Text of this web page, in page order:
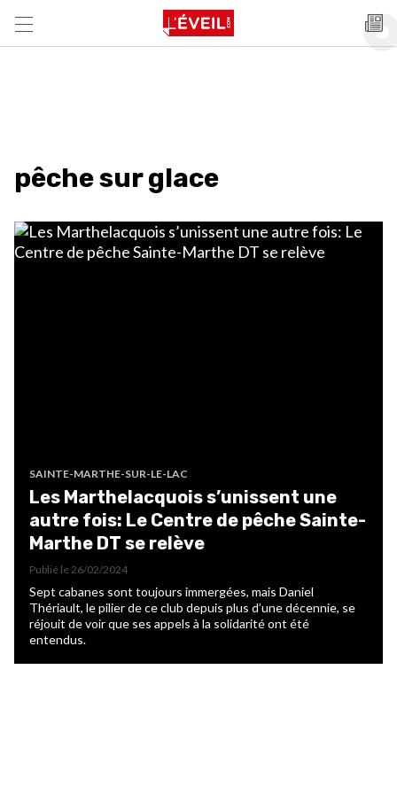
pêche sur glace
SAINTE-MARTHE-SUR-LE-LAC
Les Marthelacquois s’unissent une
autre fois: Le Centre de pêche Sainte-
Marthe DT se relève
Publié le26/02/2024
Sept cabanes sont toujours immergées, mais Daniel
Thériault, le pilier de ce club depuis plus d’une décennie, se
réjouit de voir que ses appels à la solidarité ont été
entendus.